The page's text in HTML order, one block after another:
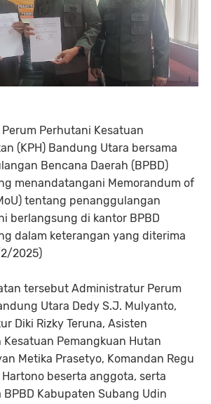
Perum Perhutani Kesatuan
(KPH) Bandung Utara bersama
Bencana Daerah (BPBD)
menandatangani Memorandum of
tentang penanggulangan
berlangsung di kantor BPBD
dalam keterangan yang diterima
2025)
tersebut Administratur Perum
Utara Dedy S.J. Mulyanto,
Diki Rizky Teruna, Asisten
Pemangkuan Hutan
Metika Prasetyo, Komandan Regu
beserta anggota, serta
BPBD Kabupaten Subang Udin